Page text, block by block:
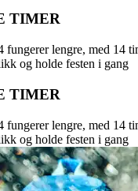
TIMER
lengre, med 14
og holde festen i gang
TIMER
lengre, med 14
og holde festen i gang